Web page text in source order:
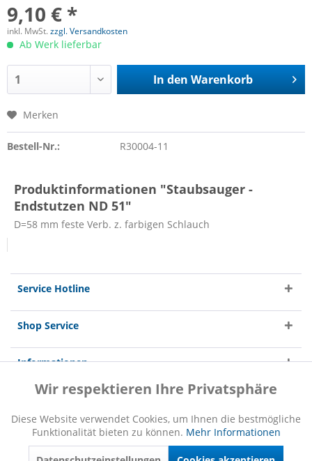
9,10 € *
inkl. MwSt. zzgl. Versandkosten
Ab Werk lieferbar
In den Warenkorb
Merken
Bestell-Nr.: R30004-11
Produktinformationen "Staubsauger -
Endstutzen ND 51"
D=58 mm feste Verb. z. farbigen Schlauch
Service Hotline
Shop Service
Informationen
Nachnahmegebühren, wenn nicht anders beschrieben
Funktionale Aktiv
Marketing Inaktiv
Wir respektieren Ihre Privatsphäre
Diese Website verwendet Cookies, um Ihnen die bestmögliche
Funktionalität bieten zu können. Mehr Informationen